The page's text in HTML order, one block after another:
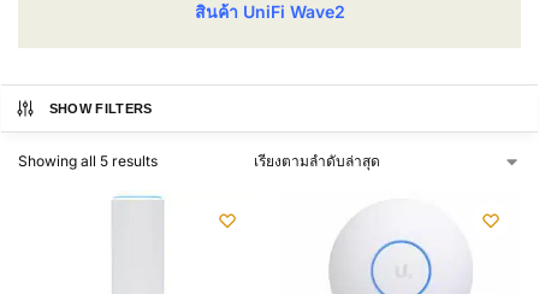
สินค้า UniFi Wave2
SHOW FILTERS
Showing all 5 results